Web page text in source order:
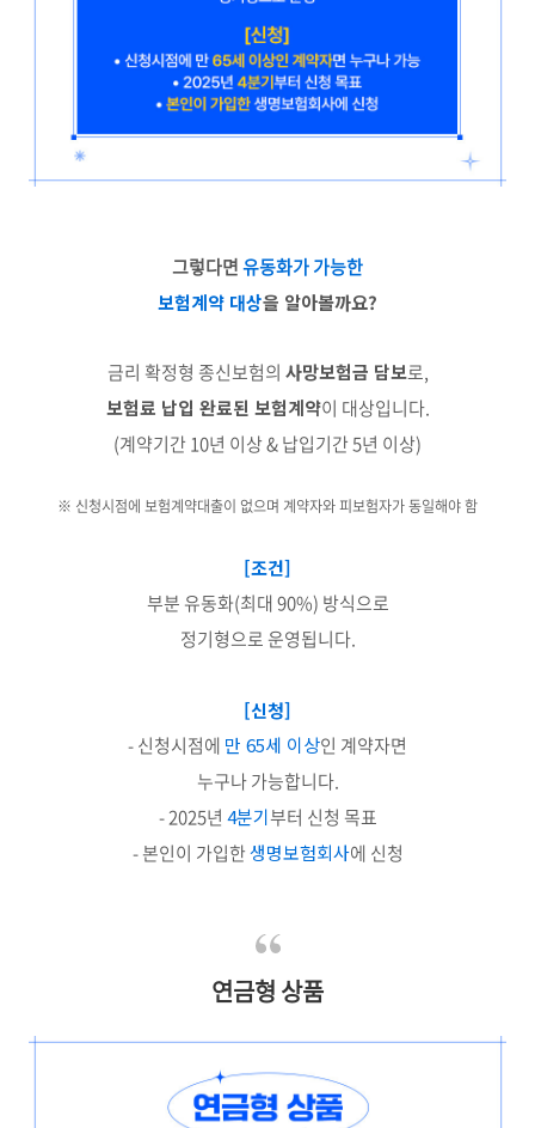
그렇다면유동화가 가능한
보험계약 대상을 알아볼까요?
금리 확정형 종신보험의 사망보험금 담보로,
보험료 납입 완료된 보험계약이 대상입니다.
(계약기간 10년 이상 & 납입기간 5년 이상)
※ 신청시점에 보험계약대출이 없으며 계약자와 피보험자가 동일해야 함
[조건]
부분 유동화(최대 90%) 방식으로
정기형으로 운영됩니다.
[신청]
- 신청시점에 만 65세 이상인 계약자면
누구나 가능합니다.
- 2025년 4분기부터 신청 목표
- 본인이 가입한생명보험회사에 신청
연금형 상품